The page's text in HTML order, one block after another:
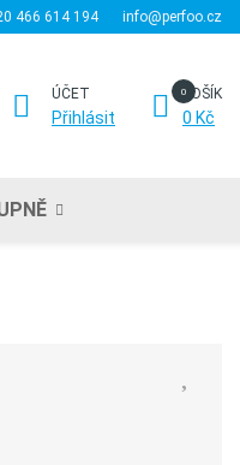
466 614 194 info@perfoo.cz
ÚČET
Přihlásit
KOŠÍK
0 Kč